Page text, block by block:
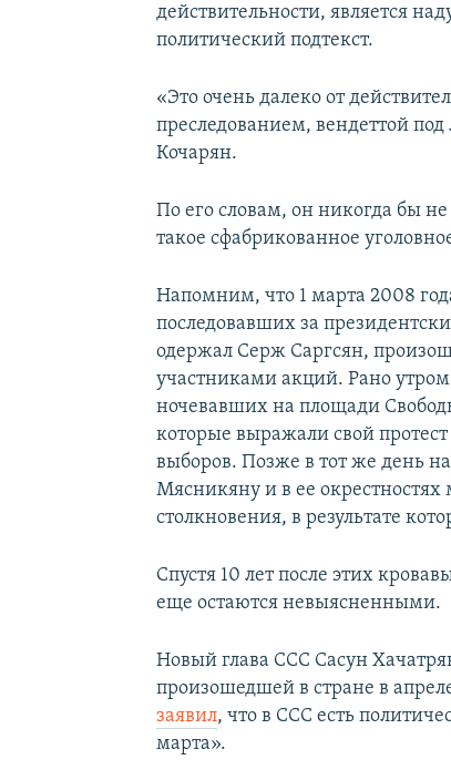
действительности, является
политический подтекст.
«Это очень далеко от
преследованием, вендеттой
Кочарян.
По его словам, он никогда бы
такое сфабрикованное
Напомним, что 1 марта 2008
последовавших за
одержал Серж Саргсян,
участниками акций. Рано
ночевавших на площади
которые выражали свой
выборов. Позже в тот же день
Мясникяну и в ее
столкновения, в результате
Спустя 10 лет после этих
еще остаются невыясненными.
Новый глава ССС Сасун
произошедшей в стране в
заявил, что в ССС есть
марта».